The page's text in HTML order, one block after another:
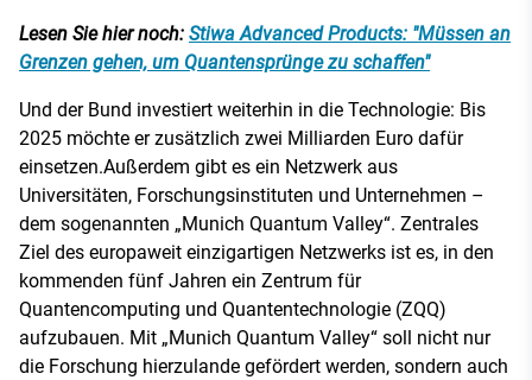
Lesen Sie hier noch: Stiwa Advanced Products: "Müssen an
Grenzen gehen, um Quantensprünge zu schaffen"
Und der Bund investiert weiterhin in die Technologie: Bis
2025 möchte er zusätzlich zwei Milliarden Euro dafür
einsetzen.Außerdem gibt es ein Netzwerk aus
Universitäten, Forschungsinstituten und Unternehmen –
dem sogenannten „Munich Quantum Valley“. Zentrales
Ziel des europaweit einzigartigen Netzwerks ist es, in den
kommenden fünf Jahren ein Zentrum für
Quantencomputing und Quantentechnologie (ZQQ)
aufzubauen. Mit „Munich Quantum Valley“ soll nicht nur
die Forschung hierzulande gefördert werden, sondern auch